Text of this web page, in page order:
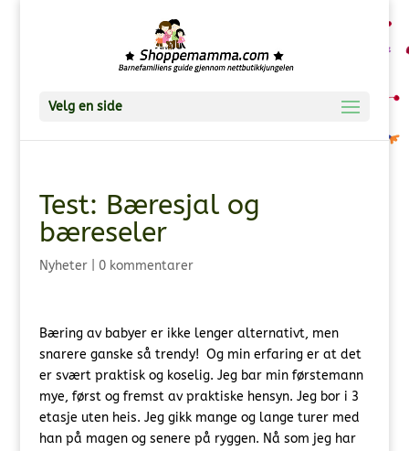
Velg en side
Test: Bæresjal og
bæreseler
Nyheter| 0 kommentarer
Bæring av babyer er ikke lenger alternativt, men
snarere ganske så trendy! Og min erfaring er at det
er svært praktisk og koselig. Jeg bar min førstemann
mye, først og fremst av praktiske hensyn. Jeg bor i 3
etasje uten heis. Jeg gikk mange og lange turer med
han på magen og senere på ryggen. Nå som jeg har